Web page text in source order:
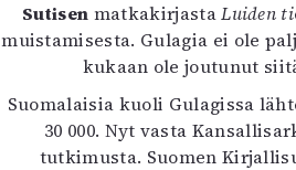
Sutisen matkakirjastaLuiden ti
muistamisesta. Gulagia ei ole
kukaan ole joutunut
Suomalaisia kuoli Gulagissa
30 000. Nyt vasta
tutkimusta. Suomen